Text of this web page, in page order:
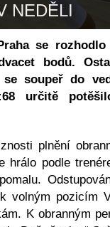
NEDĚLI
se
bodů.
soupeř do
určitě
plnění
hrálo podle
volným pozicím
K obranným